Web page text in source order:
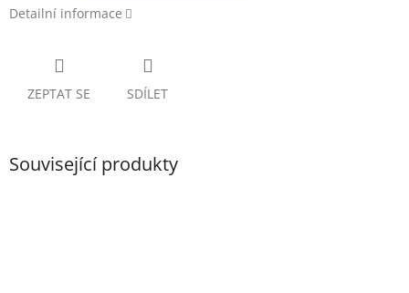
Detailní informace
ZEPTAT SE SDÍLET
Související produkty